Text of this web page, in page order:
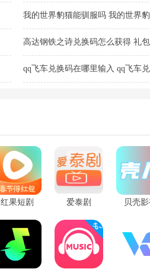
新购买
我的世界豹猫能驯服吗 我的世界
高达钢铁之诗兑换码怎么获得 礼
qq飞车兑换码在哪里输入 qq飞车
红果短剧 爱泰剧 贝壳